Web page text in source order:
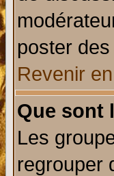
poster
Revenir
Que sont
Les
regrouper